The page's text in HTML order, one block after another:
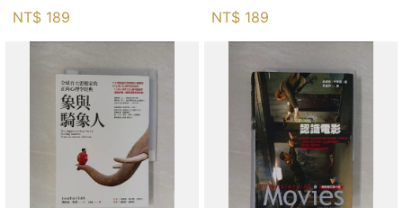
株式會社, 張東君
NT$ 189 NT$ 189